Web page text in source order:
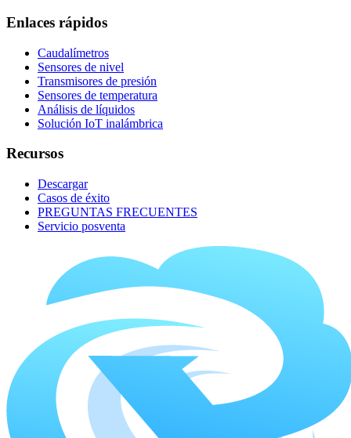
Enlaces rápidos
Caudalímetros
Sensores de nivel
Transmisores de presión
Sensores de temperatura
Análisis de líquidos
Solución IoT inalámbrica
Recursos
Descargar
Casos de éxito
PREGUNTAS FRECUENTES
Servicio posventa